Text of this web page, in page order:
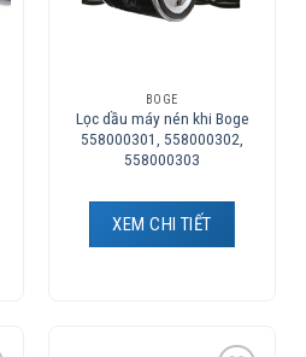
BOGE
Lọc dầu máy nén khi Boge
558000301, 558000302,
558000303
XEM CHI TIẾT